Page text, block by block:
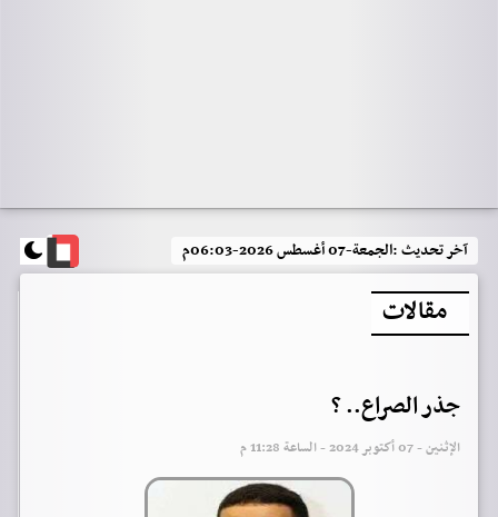
آخر تحديث :الجمعة-07 أغسطس 2026-06:03م
مقالات
جذر الصراع.. ؟
الإثنين - 07 أكتوبر 2024 - الساعة 11:28 م